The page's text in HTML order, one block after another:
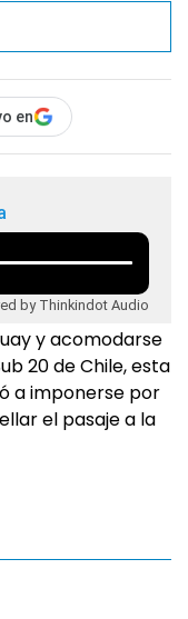
en
by Thinkindot Audio
y acomodarse
20 de Chile, esta
a imponerse por
el pasaje a la